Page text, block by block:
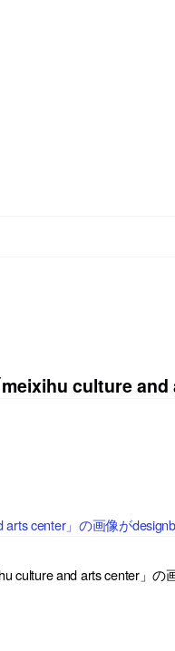
meixihu culture
center」の画像が
culture and arts center」の